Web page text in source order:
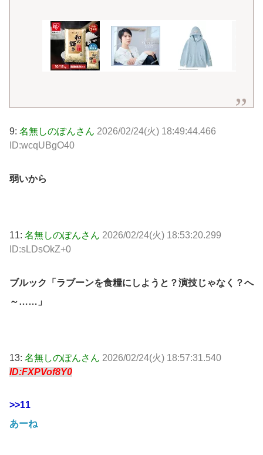
9: 名無しのぽんさん 2026/02/24(火) 18:49:44.466
ID:wcqUBgO40
弱いから
11: 名無しのぽんさん 2026/02/24(火) 18:53:20.299
ID:sLDsOkZ+0
ブルック「ラブーンを食糧にしようと？演技じゃなく？へ
～……」
13: 名無しのぽんさん 2026/02/24(火) 18:57:31.540
ID:FXPVof8Y0
>>11
あーね